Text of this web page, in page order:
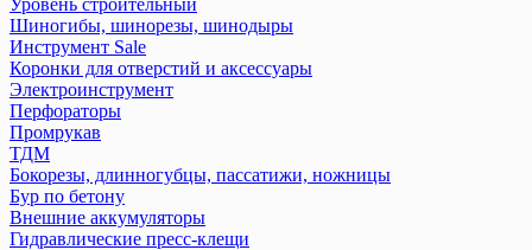
Уровень строительный
Шиногибы, шинорезы, шинодыры
Инструмент Sale
Коронки для отверстий и аксессуары
Электроинструмент
Перфораторы
Промрукав
ТДМ
Бокорезы, длинногубцы, пассатижи, ножницы
Бур по бетону
Внешние аккумуляторы
Гидравлические пресс-клещи